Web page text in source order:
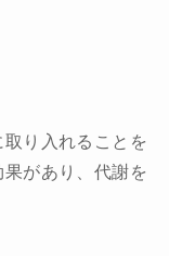
り入れることを
があり、代謝を